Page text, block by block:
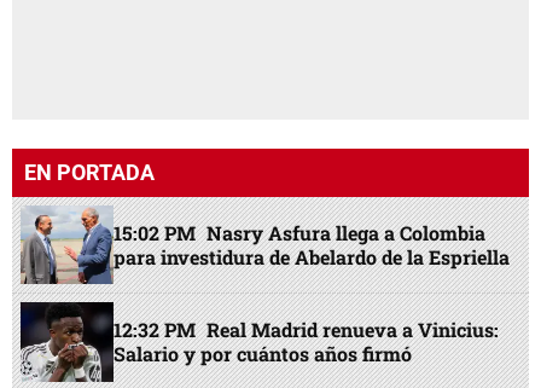
EN PORTADA
15:02 PM Nasry Asfura llega a Colombia
para investidura de Abelardo de la Espriella
12:32 PM Real Madrid renueva a Vinicius:
Salario y por cuántos años firmó